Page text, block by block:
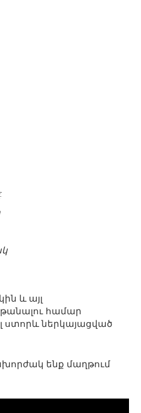
և այլ
համար
ստորև ներկայացված
ենք մաղթում